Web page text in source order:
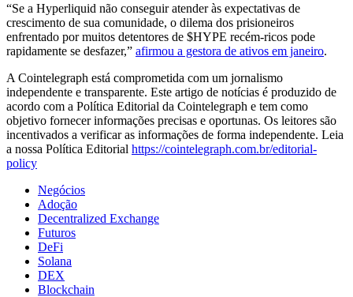
“Se a Hyperliquid não conseguir atender às expectativas de
crescimento de sua comunidade, o dilema dos prisioneiros
enfrentado por muitos detentores de $HYPE recém-ricos pode
rapidamente se desfazer,” afirmou a gestora de ativos em janeiro.
A Cointelegraph está comprometida com um jornalismo
independente e transparente. Este artigo de notícias é produzido de
acordo com a Política Editorial da Cointelegraph e tem como
objetivo fornecer informações precisas e oportunas. Os leitores são
incentivados a verificar as informações de forma independente. Leia
a nossa Política Editorial https://cointelegraph.com.br/editorial-
policy
Negócios
Adoção
Decentralized Exchange
Futuros
DeFi
Solana
DEX
Blockchain